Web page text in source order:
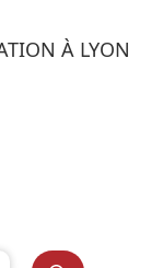
À LYON